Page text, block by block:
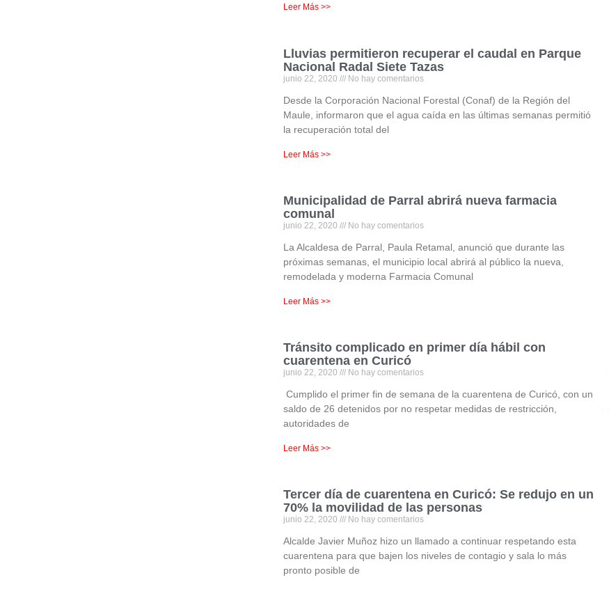
Leer Más >>
Lluvias permitieron recuperar el caudal en Parque
Nacional Radal Siete Tazas
junio 22, 2020 No hay comentarios
Desde la Corporación Nacional Forestal (Conaf) de la Región del
Maule, informaron que el agua caída en las últimas semanas permitió
la recuperación total del
Leer Más >>
Municipalidad de Parral abrirá nueva farmacia
comunal
junio 22, 2020 No hay comentarios
La Alcaldesa de Parral, Paula Retamal, anunció que durante las
próximas semanas, el municipio local abrirá al público la nueva,
remodelada y moderna Farmacia Comunal
Leer Más >>
Tránsito complicado en primer día hábil con
cuarentena en Curicó
junio 22, 2020 No hay comentarios
Cumplido el primer fin de semana de la cuarentena de Curicó, con un
saldo de 26 detenidos por no respetar medidas de restricción,
autoridades de
Leer Más >>
Tercer día de cuarentena en Curicó: Se redujo en un
70% la movilidad de las personas
junio 22, 2020 No hay comentarios
Alcalde Javier Muñoz hizo un llamado a continuar respetando esta
cuarentena para que bajen los niveles de contagio y sala lo más
pronto posible de